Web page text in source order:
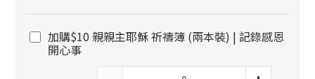
加購$10 親親主耶穌 祈禱簿 (兩本裝) | 記錄感恩
開心事